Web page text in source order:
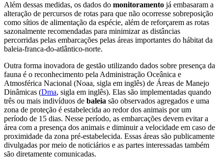
Além dessas medidas, os dados do monitoramento já embasaram a
alteração de percursos de rotas para que não ocorresse sobreposição
como sítios de alimentação da espécie, além de reforçarem as rotas
sazonalmente recomendadas para minimizar as distâncias
percorridas pelas embarcações pelas áreas importantes do hábitat da
baleia-franca-do-atlântico-norte.
Outra forma inovadora de gestão utilizando dados sobre presença da
fauna é o reconhecimento pela Administração Oceânica e
Atmosférica Nacional (Noaa, sigla em inglês) de Áreas de Manejo
Dinâmicas (Dma, sigla em inglês). Elas são implementadas quando
três ou mais indivíduos de baleia são observados agregados e uma
zona de proteção é estabelecida ao redor dos animais por um
período de 15 dias. Nesse período, as embarcações devem evitar a
área com a presença dos animais e diminuir a velocidade em caso de
proximidade da zona pré-estabelecida. Essas áreas são publicamente
divulgadas por meio de noticiários e as partes interessadas também
são diretamente comunicadas.